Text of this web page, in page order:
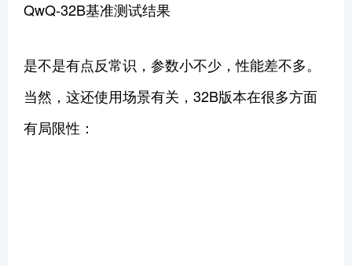
QwQ-32B基准测试结果
是不是有点反常识，参数小不少，性能差不多。
当然，这还使用场景有关，32B版本在很多方面
有局限性：